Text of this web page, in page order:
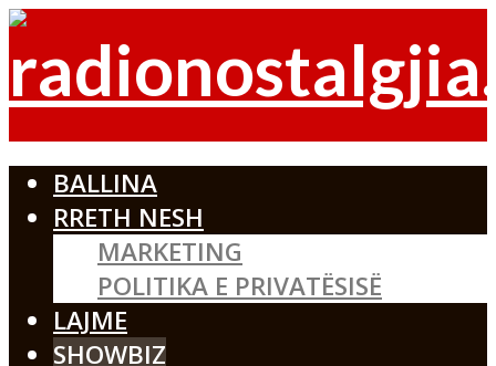
BALLINA
RRETH NESH
MARKETING
POLITIKA E PRIVATËSISË
LAJME
SHOWBIZ